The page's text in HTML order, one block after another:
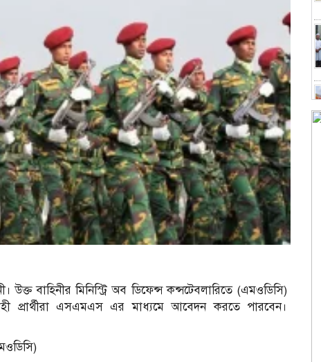
উক্ত বাহিনীর মিনিস্ট্রি অব ডিফেন্স কন্সটেবলারিতে (এমওডিসি)
প্রার্থীরা এসএমএস এর মাধ্যমে আবেদন করতে পারবেন।